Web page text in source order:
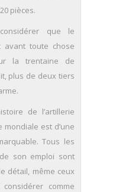
pièces.
que le
avant toute chose
la trentaine de
plus de deux tiers
de l’artillerie
est d’une
Tous les
son emploi sont
détail, même ceux
comme